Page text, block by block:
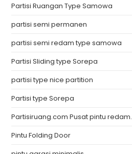
Partisi Ruangan Type Samowa
partisi semi permanen
partisi semi redam type samowa
Partisi Sliding type Sorepa
partisi type nice partition
Partisi type Sorepa
Partisiruang.com Pusat pintu redam.
Pintu Folding Door